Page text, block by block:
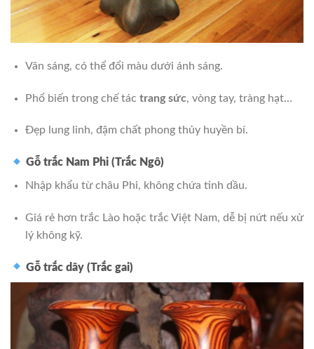
Vân sáng, có thể đổi màu dưới ánh sáng.
Phổ biến trong chế tác trang sức, vòng tay, tràng hạt…
Đẹp lung linh, đậm chất phong thủy huyền bí.
Gỗ trắc Nam Phi (Trắc Ngô)
Nhập khẩu từ châu Phi, không chứa tinh dầu.
Giá rẻ hơn trắc Lào hoặc trắc Việt Nam, dễ bị nứt nếu xử
lý không kỹ.
Gỗ trắc dây (Trắc gai)